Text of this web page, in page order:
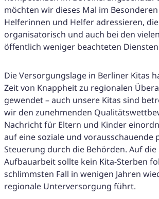
möchten wir dieses Mal im
Helferinnen und Helfer adressieren,
organisatorisch und auch bei den
öffentlich weniger beachteten
Die Versorgungslage in Berliner Kitas
Zeit von Knappheit zu regionalen
gewendet – auch unsere Kitas sind
wir den zunehmenden
Nachricht für Eltern und Kinder
auf eine soziale und vorausschauende
Steuerung durch die Behörden. Auf
Aufbauarbeit sollte kein Kita-Sterben
schlimmsten Fall in wenigen Jahren
regionale Unterversorgung führt.